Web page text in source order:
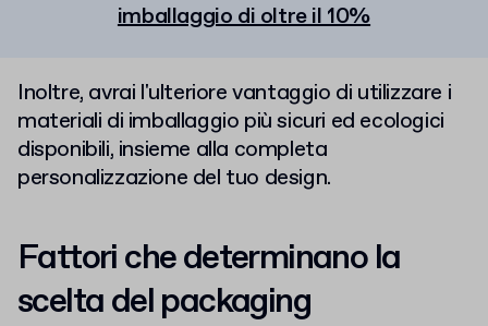
imballaggio di oltre il 10%
Inoltre, avrai l'ulteriore vantaggio di utilizzare i
materiali di imballaggio più sicuri ed ecologici
disponibili, insieme alla completa
personalizzazione del tuo design.
Fattori che determinano la
scelta del packaging